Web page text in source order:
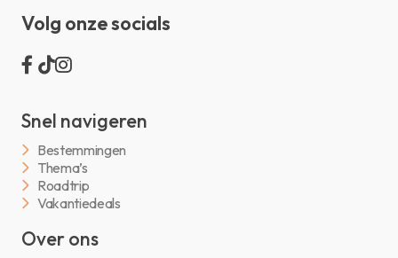
Volg onze socials
Snel navigeren
Bestemmingen
Thema’s
Roadtrip
Vakantiedeals
Over ons